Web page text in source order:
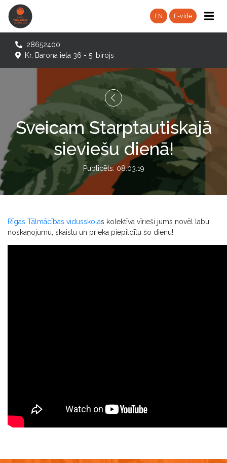
EN E-vide
28652400
Kr. Barona iela 36 - 5. birojs
Sveicam Starptautiskajā
sieviešu dienā!
Publicēts: 08.03.19
Rīgas Tālmācības vidusskolas kolektīva vīrieši jums novēl labu
noskaņojumu, skaistu un prieka piepildītu šo dienu!